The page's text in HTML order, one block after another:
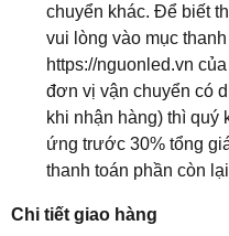
chuyển khác. Để biết
vui lòng vào mục
https://nguonled.vn
đơn vị vận chuyển có
khi nhận hàng) thì quý
ứng trước 30% tổng
thanh toán phần còn
Chi tiết giao hàng